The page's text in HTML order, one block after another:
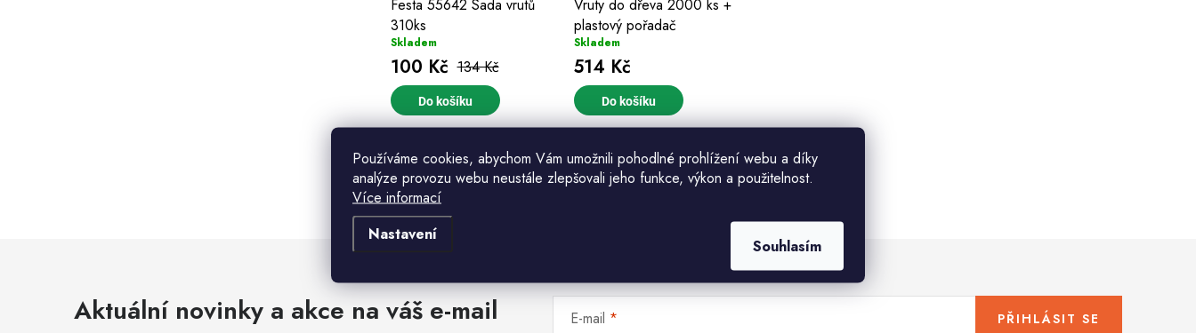
Používáme cookies, abychom Vám umožnili pohodlné prohlížení webu a díky
analýze provozu webu neustále zlepšovali jeho funkce, výkon a použitelnost.
Více informací
Nastavení
Souhlasím
p
r
o
d
u
k
t
ů
p
r
o
d
u
k
t
ů
Festa 55642 Sada vrutů
310ks
Skladem
100 Kč 134 Kč
Do košíku
Vruty do dřeva 2000 ks +
plastový pořadač
Skladem
514 Kč
Do košíku
O
v
á
d
Aktuální novinky a akce na váš e-mail E-mail PŘIHLÁSIT SE